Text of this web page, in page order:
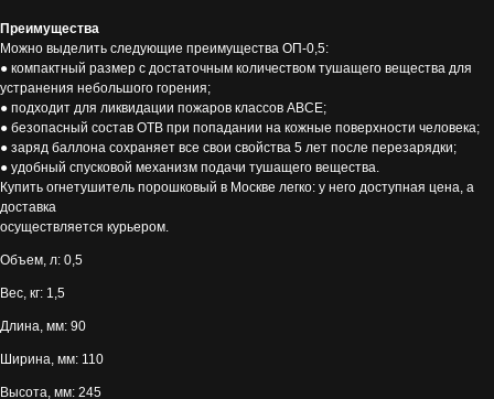
Преимущества
Можно выделить следующие преимущества ОП-0,5:
● компактный размер с достаточным количеством тушащего вещества для
устранения небольшого горения;
● подходит для ликвидации пожаров классов ABCE;
● безопасный состав ОТВ при попадании на кожные поверхности человека;
● заряд баллона сохраняет все свои свойства 5 лет после перезарядки;
● удобный спусковой механизм подачи тушащего вещества.
Купить огнетушитель порошковый в Москве легко: у него доступная цена, а
доставка
осуществляется курьером.
Объем, л: 0,5
Вес, кг: 1,5
Длина, мм: 90
Ширина, мм: 110
Высота, мм: 245